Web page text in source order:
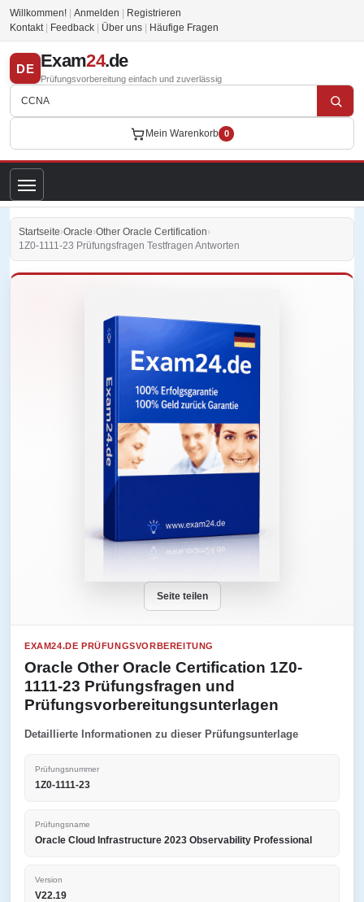
Willkommen! Anmelden
Registrieren
Kontakt
Feedback Über uns Häufige Fragen
DE Exam24.de
Prüfungsvorbereitung einfach und zuverlässig
Mein Warenkorb 0
Startseite›Oracle›Other Oracle Certification›
1Z0-1111-23 Prüfungsfragen Testfragen Antworten
Seite teilen
EXAM24.DE PRÜFUNGSVORBEREITUNG
Oracle Other Oracle Certification 1Z0-
1111-23 Prüfungsfragen und
Prüfungsvorbereitungsunterlagen
Detaillierte Informationen zu dieser Prüfungsunterlage
Prüfungsnummer
1Z0-1111-23
Prüfungsname
Oracle Cloud Infrastructure 2023 Observability Professional
Version
V22.19